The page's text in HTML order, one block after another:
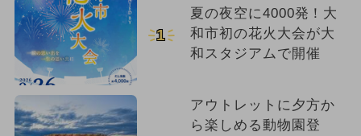
1
夏の夜空に4000発！大
和市初の花火大会が大
和スタジアムで開催
アウトレットに夕方か
ら楽しめる動物園登